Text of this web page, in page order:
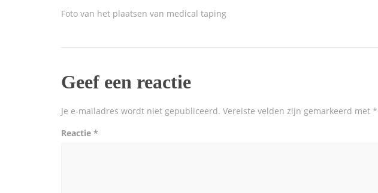
Foto van het plaatsen van medical taping
Geef een reactie
Je e-mailadres wordt niet gepubliceerd. Vereiste velden zijn gemarkeerd met *
Reactie *